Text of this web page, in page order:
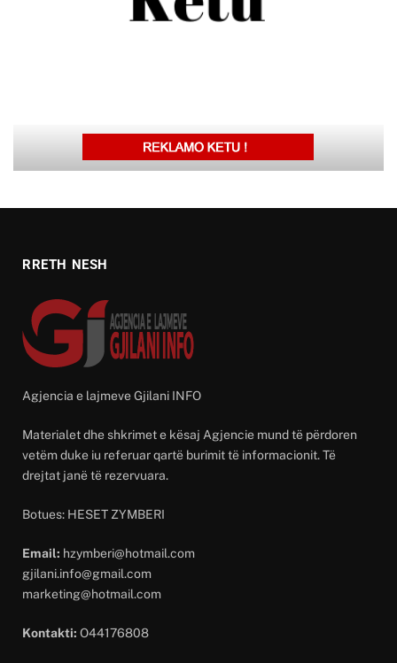
RRETH NESH
Agjencia e lajmeve Gjilani INFO
Materialet dhe shkrimet e kësaj Agjencie mund të përdoren
vetëm duke iu referuar qartë burimit të informacionit. Të
drejtat janë të rezervuara.
Botues: HESET ZYMBERI
Email: hzymberi@hotmail.com
gjilani.info@gmail.com
marketing@hotmail.com
Kontakti: O44176808